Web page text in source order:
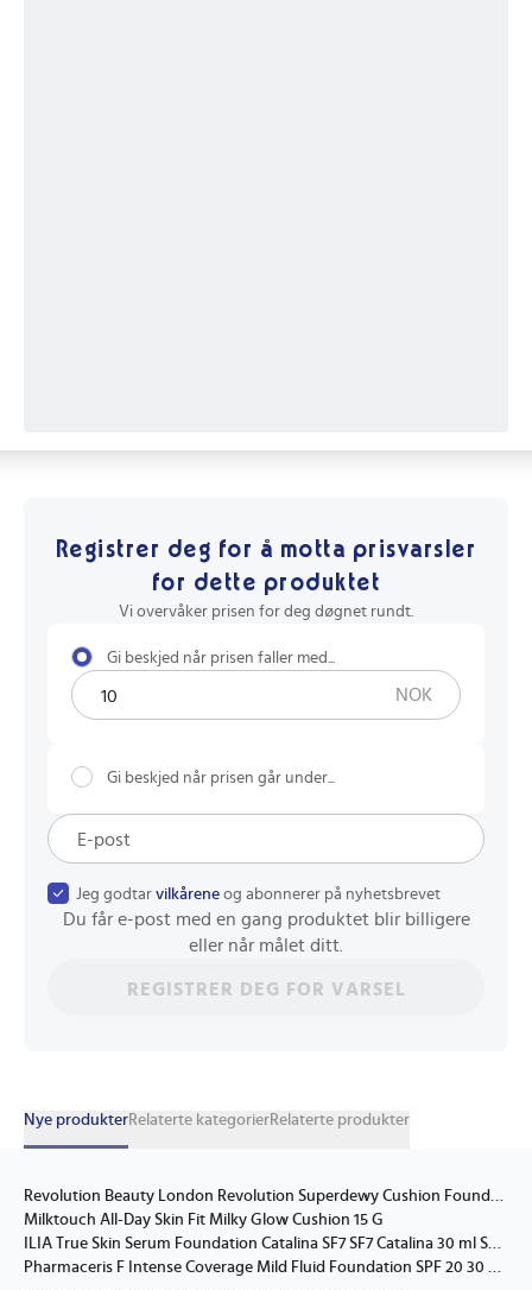
Registrer deg for å motta prisvarsler
for dette produktet
Vi overvåker prisen for deg døgnet rundt.
Gi beskjed når prisen faller med...
NOK
Gi beskjed når prisen går under...
Jeg godtar vilkårene og abonnerer på nyhetsbrevet
Du får e-post med en gang produktet blir billigere
eller når målet ditt.
REGISTRER DEG FOR VARSEL
Nye produkterRelaterte kategorierRelaterte produkter
Milktouch All-Day Skin Fit Milky Glow Cushion 15 G